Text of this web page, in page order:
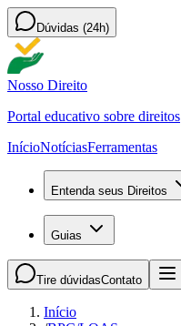
Dúvidas (24h)
Nosso Direito
Portal educativo sobre direitos
InícioNotíciasFerramentas
Entenda seus Direitos
Guias
Tire dúvidasContato
Início